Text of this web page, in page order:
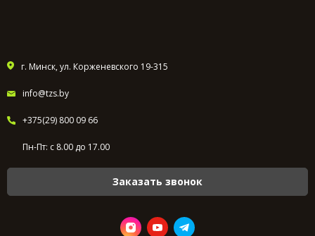
г. Минск, ул. Корженевского 19-315
info@tzs.by
+375(29) 800 09 66
Пн-Пт: с 8.00 до 17.00
Заказать звонок